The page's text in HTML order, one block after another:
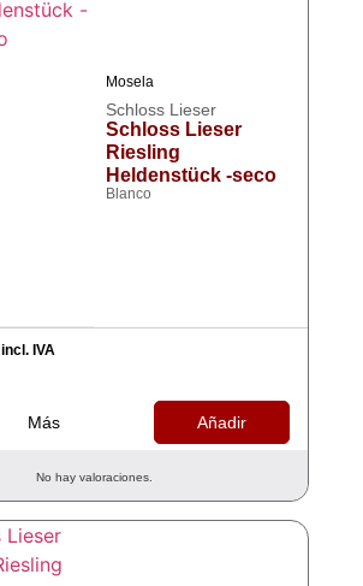
Mosela
Schloss Lieser
Schloss Lieser
Riesling
Heldenstück -seco
Blanco
incl. IVA
Más Añadir
No hay valoraciones.